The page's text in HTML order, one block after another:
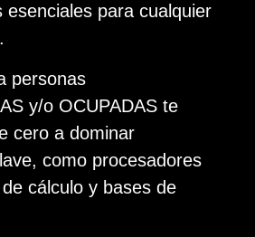
esenciales para cualquier
personas
y/o OCUPADAS te
cero a dominar
como procesadores
cálculo y bases de